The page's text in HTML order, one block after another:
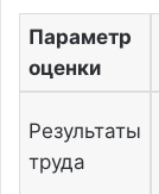
Параметр
оценки
Результаты
труда